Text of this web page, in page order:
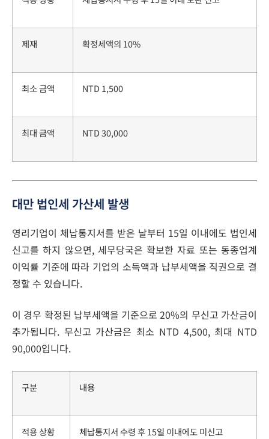
제재 확정세액의 10%
최소 금액 NTD 1,500
최대 금액 NTD 30,000
대만 법인세 가산세 발생
영리기업이 체납통지서를 받은 날부터 15일 이내에도 법인세
신고를 하지 않으면, 세무당국은 확보한 자료 또는 동종업계
이익률 기준에 따라 기업의 소득액과 납부세액을 직권으로 결
정할 수 있습니다.
이 경우 확정된 납부세액을 기준으로 20%의 무신고 가산금이
추가됩니다. 무신고 가산금은 최소 NTD 4,500, 최대 NTD
90,000입니다.
구분 내용
적용 상황 체납통지서 수령 후 15일 이내에도 미신고